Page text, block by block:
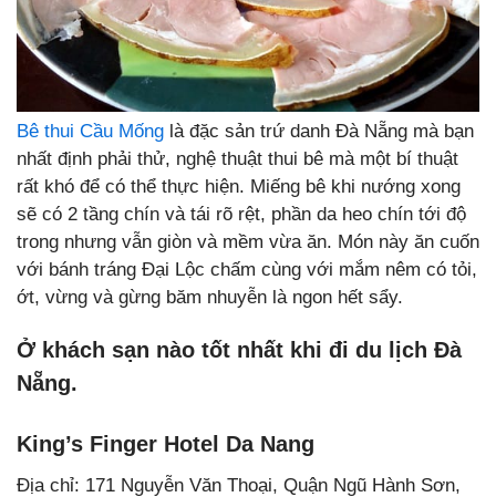
Bê thui Cầu Mống là đặc sản trứ danh Đà Nẵng mà bạn
nhất định phải thử, nghệ thuật thui bê mà một bí thuật
rất khó để có thể thực hiện. Miếng bê khi nướng xong
sẽ có 2 tầng chín và tái rõ rệt, phần da heo chín tới độ
trong nhưng vẫn giòn và mềm vừa ăn. Món này ăn cuốn
với bánh tráng Đại Lộc chấm cùng với mắm nêm có tỏi,
ớt, vừng và gừng băm nhuyễn là ngon hết sẩy.
Ở khách sạn nào tốt nhất khi đi du lịch Đà
Nẵng.
King’s Finger Hotel Da Nang
Địa chỉ: 171 Nguyễn Văn Thoại, Quận Ngũ Hành Sơn,